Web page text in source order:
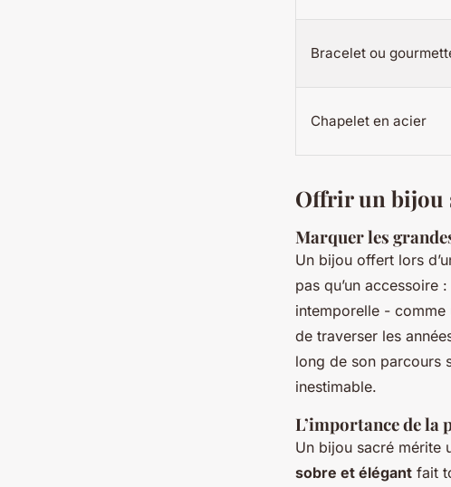
Bracelet ou
Chapelet en acier
Offrir un bijou
Marquer les
Un bijou offert lors
pas qu’un accessoire
intemporelle -
de traverser les
long de son parcours
inestimable.
L’importance de la
Un bijou sacré mérite
sobre et élégant fait